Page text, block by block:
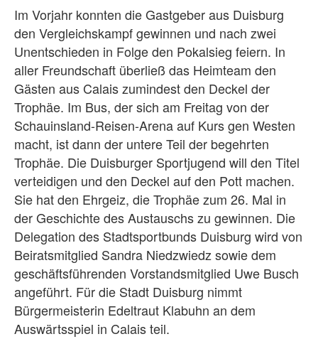
Im Vorjahr konnten die Gastgeber aus Duisburg
den Vergleichskampf gewinnen und nach zwei
Unentschieden in Folge den Pokalsieg feiern. In
aller Freundschaft überließ das Heimteam den
Gästen aus Calais zumindest den Deckel der
Trophäe. Im Bus, der sich am Freitag von der
Schauinsland-Reisen-Arena auf Kurs gen Westen
macht, ist dann der untere Teil der begehrten
Trophäe. Die Duisburger Sportjugend will den Titel
verteidigen und den Deckel auf den Pott machen.
Sie hat den Ehrgeiz, die Trophäe zum 26. Mal in
der Geschichte des Austauschs zu gewinnen. Die
Delegation des Stadtsportbunds Duisburg wird von
Beiratsmitglied Sandra Niedzwiedz sowie dem
geschäftsführenden Vorstandsmitglied Uwe Busch
angeführt. Für die Stadt Duisburg nimmt
Bürgermeisterin Edeltraut Klabuhn an dem
Auswärtsspiel in Calais teil.